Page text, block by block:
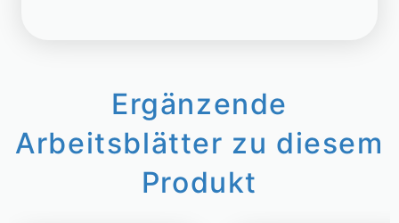
Ergänzende
Arbeitsblätter zu diesem
Produkt